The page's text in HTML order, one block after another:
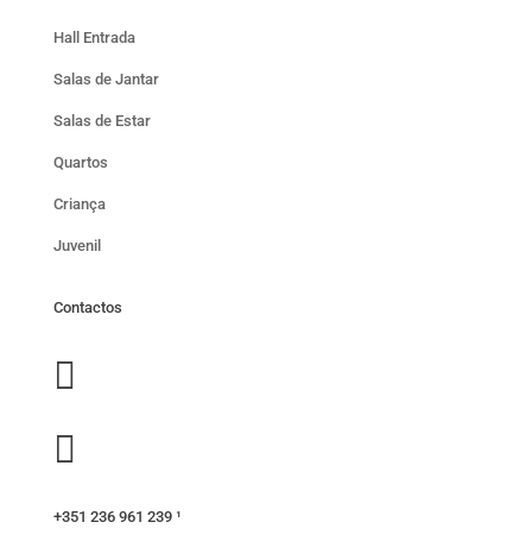
Hall Entrada
Salas de Jantar
Salas de Estar
Quartos
Criança
Juvenil
Contactos


+351 236 961 239 ¹